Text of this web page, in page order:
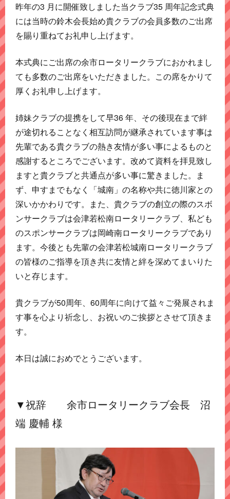
昨年の3 月に開催致しました当クラブ35 周年記念式典
には当時の鈴木会長始め貴クラブの会員多数のご出席
を賜り重ねてお礼申し上げます。
本式典にご出席の余市ロータリークラブにおかれまし
ても多数のご出席をいただきました。この席をかりて
厚くお礼申し上げます。
姉妹クラブの提携をして早36 年、その後現在まで絆
が途切れることなく相互訪問が継承されています事は
先輩である貴クラブの熱き友情が多い事によるものと
感謝するところでございます。改めて資料を拝見致し
ますと貴クラブと共通点が多い事に驚きました。ま
ず、申すまでもなく「城南」の名称や共に徳川家との
深いかかわりです。また、貴クラブの創立の際のスボ
ンサークラブは会津若松南ロータリークラブ、私ども
のスポンサークラブは岡崎南ロータリークラブであり
ます。今後とも先輩の会津若松城南ロータリークラブ
の皆様のご指導を頂き共に友情と絆を深めてまいりた
いと存じます。
貴クラブが50周年、60周年に向けて益々ご発展されま
す事を心より祈念し、お祝いのご挨拶とさせて頂きま
す。
本日は誠におめでとうございます。
▼祝辞 余市ロータリークラブ会長 沼
端 慶輔 様